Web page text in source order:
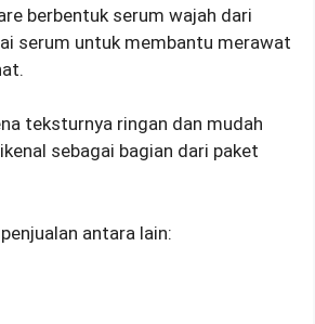
berbentuk serum wajah dari
serum untuk membantu merawat
teksturnya ringan dan mudah
sebagai bagian dari paket
antara lain: